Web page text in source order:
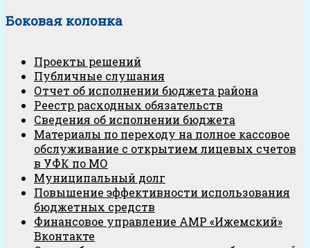
Боковая колонка
Проекты решений
Публичные слушания
Отчет об исполнении бюджета района
Реестр расходных обязательств
Сведения об исполнении бюджета
Материалы по переходу на полное кассовое
обслуживание с открытием лицевых счетов
в УФК по МО
Муниципальный долг
Повышение эффективности использования
бюджетных средств
Финансовое управление АМР «Ижемский»
Вконтакте